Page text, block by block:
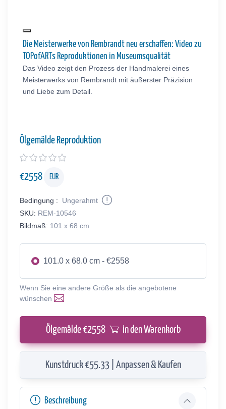
Die Meisterwerke von Rembrandt neu erschaffen: Video zu
TOPofARTs Reproduktionen in Museumsqualität
Das Video zeigt den Prozess der Handmalerei eines
Meisterwerks von Rembrandt mit äußerster Präzision
und Liebe zum Detail.
Ölgemälde Reproduktion
€2558 EUR
Bedingung :
Ungerahmt
SKU: REM-10546
Bildmaß: 101 x 68 cm
101.0 x 68.0 cm - €2558
Wenn Sie eine andere Größe als die angebotene
wünschen
Ölgemälde €2558 in den Warenkorb
Kunstdruck €55.33 | Anpassen & Kaufen
Beschreibung